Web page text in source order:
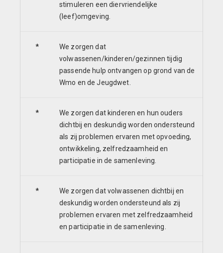
stimuleren een diervriendelijke
(leef)omgeving.
*
We zorgen dat
volwassenen/kinderen/gezinnen tijdig
passende hulp ontvangen op grond van de
Wmo en de Jeugdwet.
*
We zorgen dat kinderen en hun ouders
dichtbij en deskundig worden ondersteund
als zij problemen ervaren met opvoeding,
ontwikkeling, zelfredzaamheid en
participatie in de samenleving.
*
We zorgen dat volwassenen dichtbij en
deskundig worden ondersteund als zij
problemen ervaren met zelfredzaamheid
en participatie in de samenleving.